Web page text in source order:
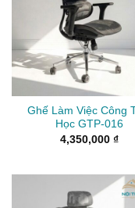
Ghế Làm Việc Công
Học GTP-016
4,350,000 ₫